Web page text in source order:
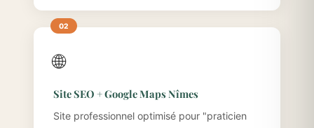
🌐
Site SEO + Google Maps Nîmes
Site professionnel optimisé pour "praticien